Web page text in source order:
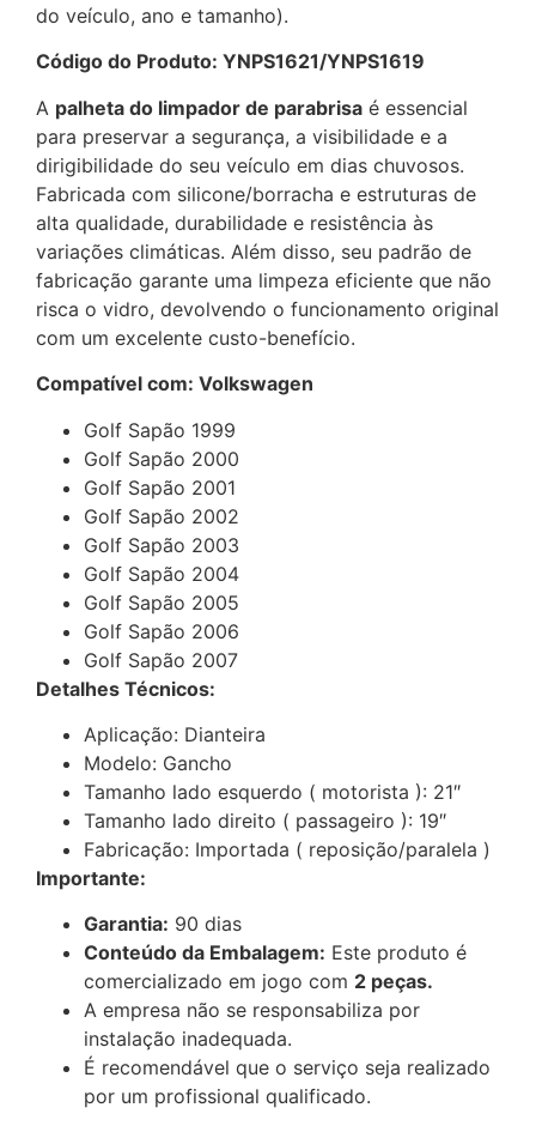
do veículo, ano e tamanho).
Código do Produto: YNPS1621/YNPS1619
A palheta do limpador de parabrisa é essencial
para preservar a segurança, a visibilidade e a
dirigibilidade do seu veículo em dias chuvosos.
Fabricada com silicone/borracha e estruturas de
alta qualidade, durabilidade e resistência às
variações climáticas. Além disso, seu padrão de
fabricação garante uma limpeza eficiente que não
risca o vidro, devolvendo o funcionamento original
com um excelente custo-benefício.
Compatível com: Volkswagen
Golf Sapão 1999
Golf Sapão 2000
Golf Sapão 2001
Golf Sapão 2002
Golf Sapão 2003
Golf Sapão 2004
Golf Sapão 2005
Golf Sapão 2006
Golf Sapão 2007
Detalhes Técnicos:
Aplicação: Dianteira
Modelo: Gancho
Tamanho lado esquerdo ( motorista ): 21″
Tamanho lado direito ( passageiro ): 19″
Fabricação: Importada ( reposição/paralela )
Importante:
Garantia: 90 dias
Conteúdo da Embalagem: Este produto é
comercializado em jogo com 2 peças.
A empresa não se responsabiliza por
instalação inadequada.
É recomendável que o serviço seja realizado
por um profissional qualificado.